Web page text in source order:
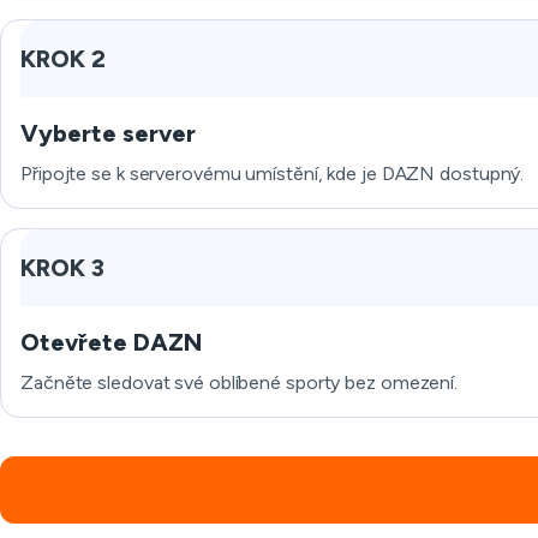
KROK 2
Vyberte server
Připojte se k serverovému umístění, kde je DAZN dostupný.
KROK 3
Otevřete DAZN
Začněte sledovat své oblíbené sporty bez omezení.